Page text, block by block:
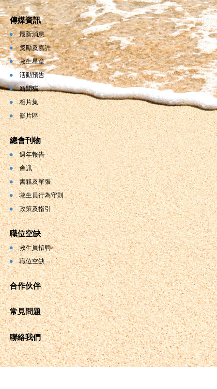
傳媒資訊
最新消息
獎勵及嘉許
救生星章
活動預告
新聞稿
相片集
影片區
總會刊物
週年報告
會訊
書籍及單張
救生員行為守則
政策及指引
職位空缺
救生員招聘
職位空缺
合作伙伴
常見問題
聯絡我們